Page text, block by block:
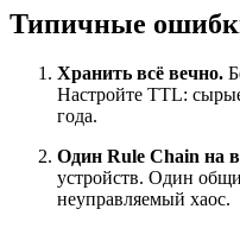
Типичные
Хранить всё вечно.
Настройте TTL:
года.
Один Rule Chain на
устройств. Один
неуправляемый хаос.